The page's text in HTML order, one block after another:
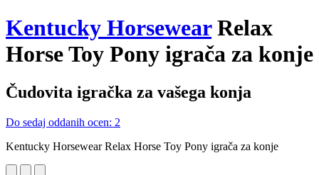
Kentucky HorsewearRelax
Horse Toy Pony igrača za konje
Čudovita igračka za vašega konja
Do sedaj oddanih ocen: 2
Kentucky Horsewear Relax Horse Toy Pony igrača za konje